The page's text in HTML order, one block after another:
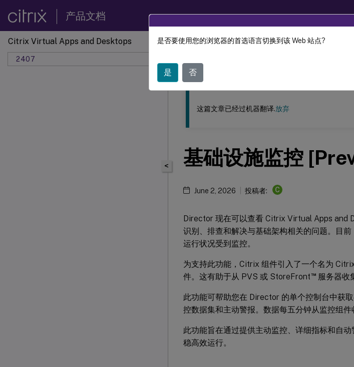
产品文档
Citrix Virtual Apps and Desktops
2407
此内容已经过机器动态翻译。
<
这篇文章已经过机器翻译.放弃
基础设施监控
June 2, 2026 投稿者: C
Director 现在可以查看 Citrix Virtual Apps and
识别、排查和解决与基础架构相关的问题。目
运行状况受到监控。
为支持此功能，Citrix 组件引入了一个名为
件。这有助于从 PVS 或 StoreFront™服务器收
此功能可帮助您在 Director 的单个控制台中获
控数据集和主动警报。数据每五分钟从监控组件
此功能旨在通过提供主动监控、详细指标和自
稳高效运行。
是否要使用您的浏览器的首选语言切换到该 Web 站点?
是 否